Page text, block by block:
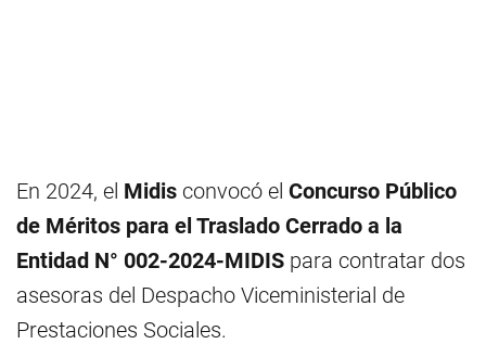
En 2024, el Midis convocó el Concurso Público
de Méritos para el Traslado Cerrado a la
Entidad N° 002-2024-MIDIS para contratar dos
asesoras del Despacho Viceministerial de
Prestaciones Sociales.